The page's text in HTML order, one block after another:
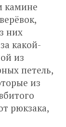
камине
них
какой-
из
петель,
из
рюкзака,